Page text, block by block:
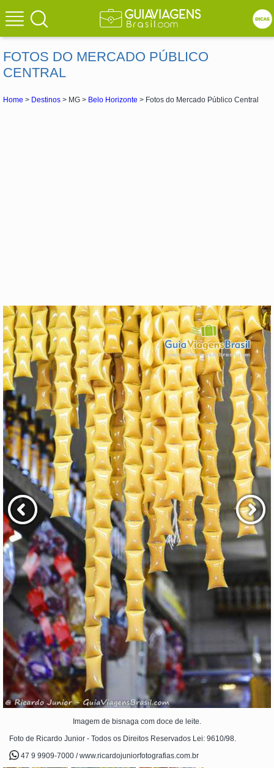
FOTOS DO MERCADO PÚBLICO
CENTRAL
Home > Destinos > MG > Belo Horizonte > Fotos do Mercado Público Central
Imagem de bisnaga com doce de leite.
Foto de Ricardo Junior - Todos os Direitos Reservados Lei: 9610/98.
47 9 9909-7000 / www.ricardojuniorfotografias.com.br